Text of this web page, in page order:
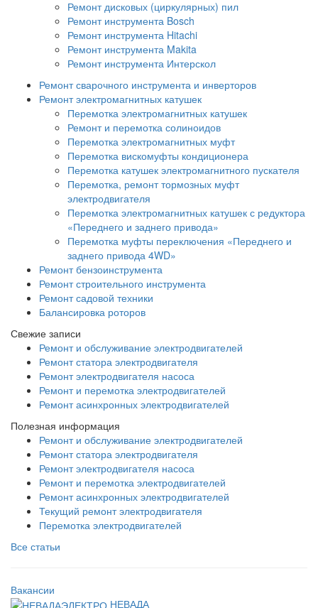
Ремонт дисковых (циркулярных) пил
Ремонт инструмента Bosch
Ремонт инструмента Hitachi
Ремонт инструмента Makita
Ремонт инструмента Интерскол
Ремонт сварочного инструмента и инверторов
Ремонт электромагнитных катушек
Перемотка электромагнитных катушек
Ремонт и перемотка солиноидов
Перемотка электромагнитных муфт
Перемотка вискомуфты кондиционера
Перемотка катушек электромагнитного пускателя
Перемотка, ремонт тормозных муфт
электродвигателя
Перемотка электромагнитных катушек с редуктора
«Переднего и заднего привода»
Перемотка муфты переключения «Переднего и
заднего привода 4WD»
Ремонт бензоинструмента
Ремонт строительного инструмента
Ремонт садовой техники
Балансировка роторов
Свежие записи
Ремонт и обслуживание электродвигателей
Ремонт статора электродвигателя
Ремонт электродвигателя насоса
Ремонт и перемотка электродвигателей
Ремонт асинхронных электродвигателей
Полезная информация
Ремонт и обслуживание электродвигателей
Ремонт статора электродвигателя
Ремонт электродвигателя насоса
Ремонт и перемотка электродвигателей
Ремонт асинхронных электродвигателей
Текущий ремонт электродвигателя
Перемотка электродвигателей
Все статьи
Вакансии
НЕВАДА